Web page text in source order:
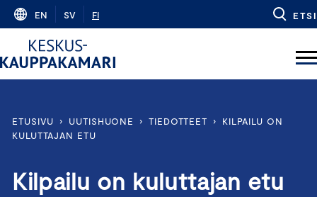
Skip
content
EN SV FI ETSI
ETUSIVU › UUTISHUONE › TIEDOTTEET ›
KILPAILU ON
KULUTTAJAN ETU
Kilpailu on kuluttajan etu